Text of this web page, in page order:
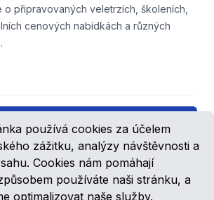
používá cookies za účelem
zážitku, analýzy návštěvnosti a
Cookies nám pomáhají
používáte naši stránku, a
optimalizovat naše služby.
o připravovaných veletrzích, školeních,
cenových nabídkách a různých
Přihlášení